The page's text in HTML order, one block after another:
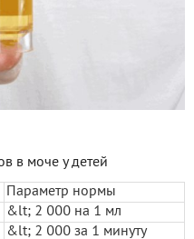
в моче у детей
Параметр нормы
&lt; 2 000 на 1 мл
&lt; 2 000 за 1 минуту